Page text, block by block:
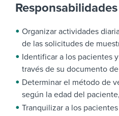
Responsabilidades
Organizar actividades
de las solicitudes de
Identificar a los pacientes
través de su documento
Determinar el método de
según la edad del
Tranquilizar a los